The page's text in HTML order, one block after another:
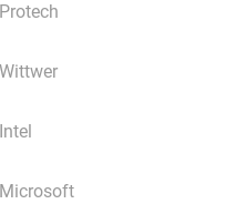
Protech
Wittwer
Intel
Microsoft